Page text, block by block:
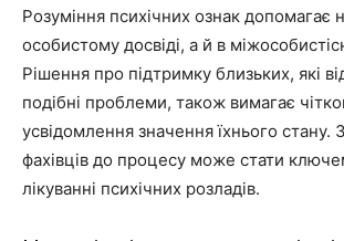
Розуміння психічних ознак допомагає
особистому досвіді, а й в
Рішення про підтримку близьких, які
подібні проблеми, також вимагає
усвідомлення значення їхнього стану.
фахівців до процесу може стати
лікуванні психічних розладів.